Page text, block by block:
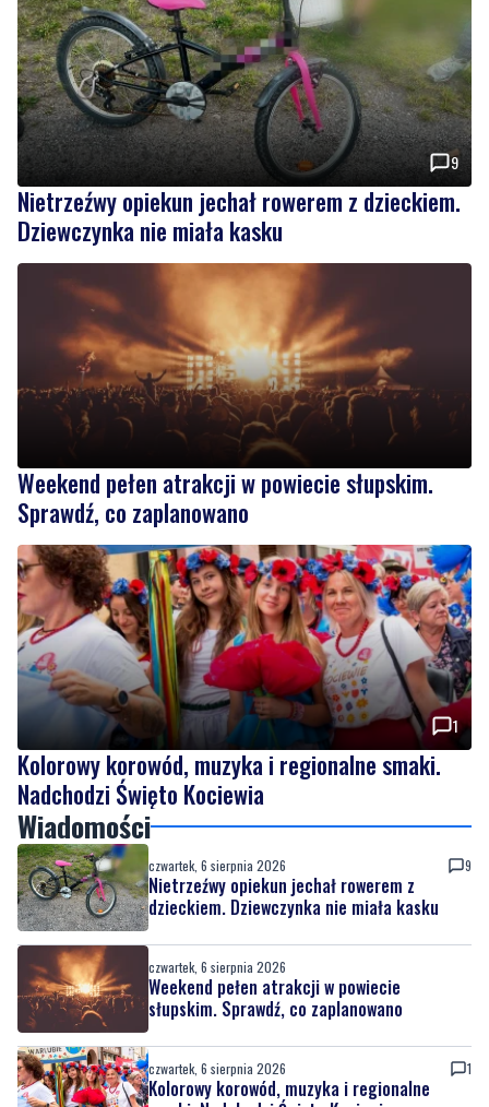
9
Nietrzeźwy opiekun jechał rowerem z dzieckiem.
Dziewczynka nie miała kasku
Weekend pełen atrakcji w powiecie słupskim.
Sprawdź, co zaplanowano
1
Kolorowy korowód, muzyka i regionalne smaki.
Nadchodzi Święto Kociewia
Wiadomości
czwartek, 6 sierpnia 2026
Nietrzeźwy opiekun jechał rowerem z
dzieckiem. Dziewczynka nie miała kasku
czwartek, 6 sierpnia 2026
Weekend pełen atrakcji w powiecie
czwartek, 6 sierpnia 2026
Kolorowy korowód, muzyka i regionalne
czwartek, 6 sierpnia 2026